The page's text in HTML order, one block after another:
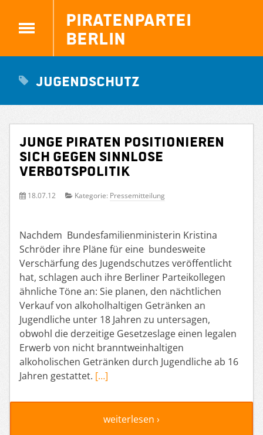
Piratenpartei
Berlin
Jugendschutz
Junge Piraten positionieren
sich gegen sinnlose
Verbotspolitik
18.07.12 Kategorie: Pressemitteilung
Nachdem Bundesfamilienministerin Kristina
Schröder ihre Pläne für eine bundesweite
Verschärfung des Jugendschutzes veröffentlicht
hat, schlagen auch ihre Berliner Parteikollegen
ähnliche Töne an: Sie planen, den nächtlichen
Verkauf von alkoholhaltigen Getränken an
Jugendliche unter 18 Jahren zu untersagen,
obwohl die derzeitige Gesetzeslage einen legalen
Erwerb von nicht branntweinhaltigen
alkoholischen Getränken durch Jugendliche ab 16
Jahren gestattet. […]
weiterlesen ›